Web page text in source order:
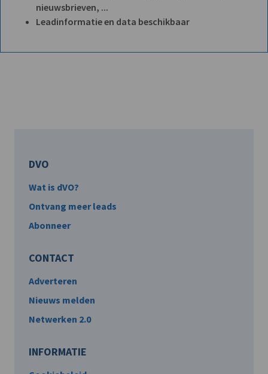
nieuwsbrieven, ...
Leadinformatie en data beschikbaar
DVO
Wat is dVO?
Ontvang meer leads
Abonneer
CONTACT
Adverteren
Nieuws melden
Netwerken 2.0
INFORMATIE